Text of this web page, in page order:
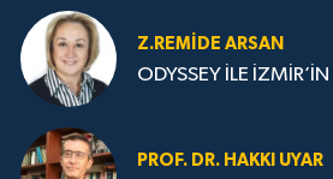
Z.REMIDE ARSAN
ODYSSEY İLE
PROF. DR. HAKKI UYAR